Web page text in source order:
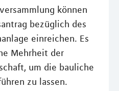
können
bezüglich des
einreichen. Es
Mehrheit der
um die bauliche
zu lassen.